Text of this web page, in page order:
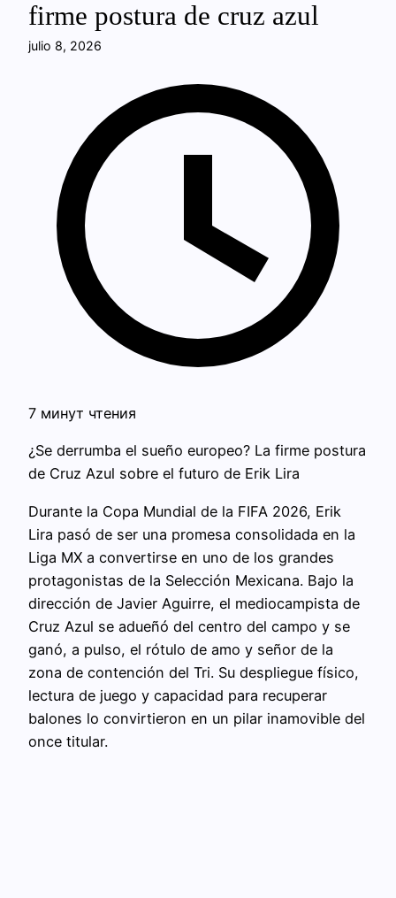
firme postura de cruz azul
julio 8, 2026
7 минут чтения
¿Se derrumba el sueño europeo? La firme postura
de Cruz Azul sobre el futuro de Erik Lira
Durante la Copa Mundial de la FIFA 2026, Erik
Lira pasó de ser una promesa consolidada en la
Liga MX a convertirse en uno de los grandes
protagonistas de la Selección Mexicana. Bajo la
dirección de Javier Aguirre, el mediocampista de
Cruz Azul se adueñó del centro del campo y se
ganó, a pulso, el rótulo de amo y señor de la
zona de contención del Tri. Su despliegue físico,
lectura de juego y capacidad para recuperar
balones lo convirtieron en un pilar inamovible del
once titular.